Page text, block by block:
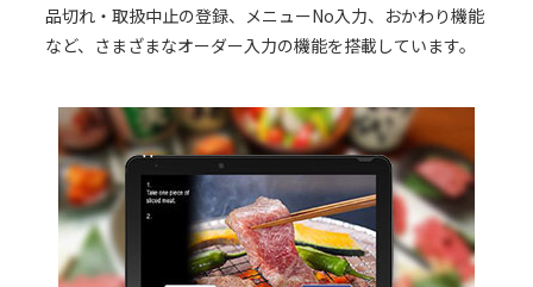
品切れ・取扱中止の登録、メニューNo入力、おかわり機能
など、さまざまなオーダー入力の機能を搭載しています。